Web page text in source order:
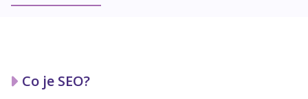
Co je SEO?